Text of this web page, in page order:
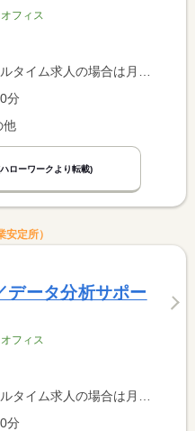
フィス
、パート求人の場合は時間額を表示しています。
分
他
ローワークより転載)
定所）
データ分析サポー
フィス
、パート求人の場合は時間額を表示しています。
分